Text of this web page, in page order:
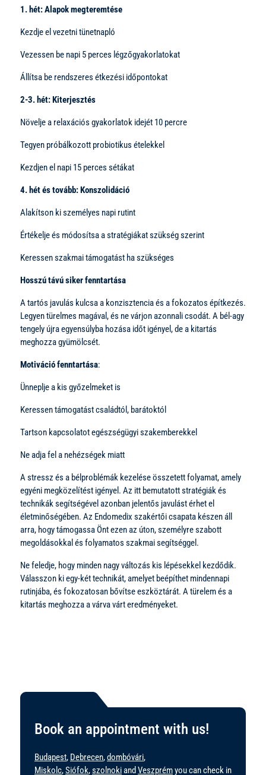
1. hét: Alapok megteremtése
Kezdje el vezetni tünetnapló
Vezessen be napi 5 perces légzőgyakorlatokat
Állítsa be rendszeres étkezési időpontokat
2-3. hét: Kiterjesztés
Növelje a relaxációs gyakorlatok idejét 10 percre
Tegyen próbálkozott probiotikus ételekkel
Kezdjen el napi 15 perces sétákat
4. hét és tovább: Konszolidáció
Alakítson ki személyes napi rutint
Értékelje és módosítsa a stratégiákat szükség szerint
Keressen szakmai támogatást ha szükséges
Hosszú távú siker fenntartása
A tartós javulás kulcsa a konzisztencia és a fokozatos építkezés.
Legyen türelmes magával, és ne várjon azonnali csodát. A bél-agy
tengely újra egyensúlyba hozása időt igényel, de a kitartás
meghozza gyümölcsét.
Motiváció fenntartása:
Ünneplje a kis győzelmeket is
Keressen támogatást családtól, barátoktól
Tartson kapcsolatot egészségügyi szakemberekkel
Ne adja fel a nehézségek miatt
A stressz és a bélproblémák kezelése összetett folyamat, amely
egyéni megközelítést igényel. Az itt bemutatott stratégiák és
technikák segítségével azonban jelentős javulást érhet el
életminőségében. Az Endomedix szakértői csapata készen áll
arra, hogy támogassa Önt ezen az úton, személyre szabott
megoldásokkal és folyamatos szakmai segítséggel.
Ne feledje, hogy minden nagy változás kis lépésekkel kezdődik.
Válasszon ki egy-két technikát, amelyet beépíthet mindennapi
rutinjába, és fokozatosan bővítse eszköztárát. A türelem és a
kitartás meghozza a várva várt eredményeket.
Book an appointment with us!
Budapest, Debrecen,dombóvári,
Miskolc,Siófok,szolnokiand Veszprémyou can check in